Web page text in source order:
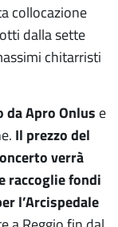
collocazione
dalla sette
chitarristi
Apro Onlus e
Il prezzo del
verrà
raccoglie fondi
l’Arcispedale